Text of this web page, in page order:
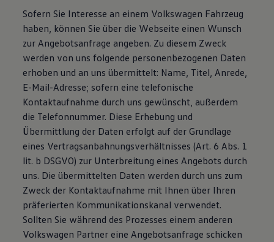
Sofern Sie Interesse an einem Volkswagen Fahrzeug
haben, können Sie über die Webseite einen Wunsch
zur Angebotsanfrage angeben. Zu diesem Zweck
werden von uns folgende personenbezogenen Daten
erhoben und an uns übermittelt: Name, Titel, Anrede,
E-Mail-Adresse; sofern eine telefonische
Kontaktaufnahme durch uns gewünscht, außerdem
die Telefonnummer. Diese Erhebung und
Übermittlung der Daten erfolgt auf der Grundlage
eines Vertragsanbahnungsverhältnisses (Art. 6 Abs. 1
lit. b DSGVO) zur Unterbreitung eines Angebots durch
uns. Die übermittelten Daten werden durch uns zum
Zweck der Kontaktaufnahme mit Ihnen über Ihren
präferierten Kommunikationskanal verwendet.
Sollten Sie während des Prozesses einem anderen
Volkswagen Partner eine Angebotsanfrage schicken